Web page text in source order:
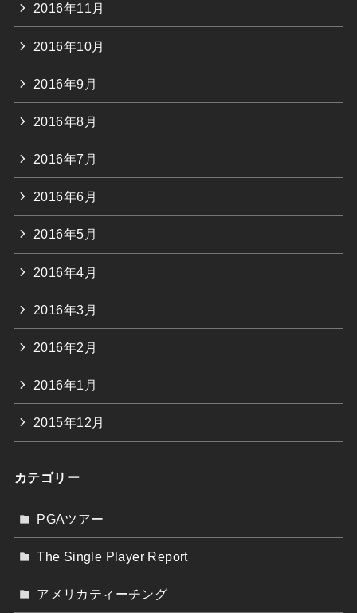
2016年11月
2016年10月
2016年9月
2016年8月
2016年7月
2016年6月
2016年5月
2016年4月
2016年3月
2016年2月
2016年1月
2015年12月
カテゴリー
PGAツアー
The Single Player Report
アメリカティーチング